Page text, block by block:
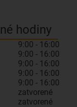
hodiny
9:00 - 16:00
9:00 - 16:00
9:00 - 16:00
9:00 - 16:00
9:00 - 16:00
zatvorené
zatvorené